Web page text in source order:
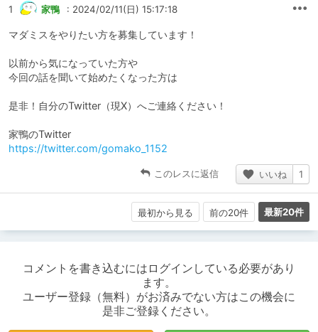
1 家鴨 : 2024/02/11(日) 15:17:18
マダミスをやりたい方を募集しています！
以前から気になっていた方や
今回の話を聞いて始めたくなった方は
是非！自分のTwitter（現X）へご連絡ください！
家鴨のTwitter
https://twitter.com/gomako_1152
このレスに返信 いいね 1
最初から見る 前の20件 最新20件
コメントを書き込むにはログインしている必要があり
ます。
ユーザー登録（無料）がお済みでない方はこの機会に
是非ご登録ください。